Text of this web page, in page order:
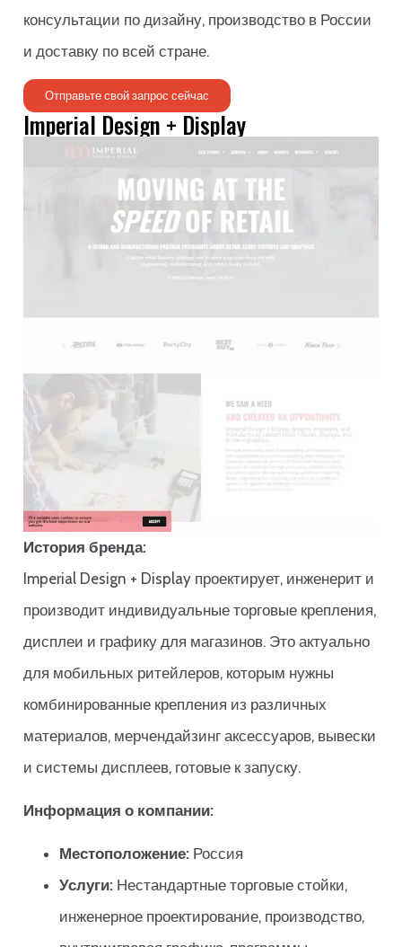
консультации по дизайну, производство в России
и доставку по всей стране.
Отправьте свой запрос сейчас
Imperial Design + Display
История бренда:
Imperial Design + Display проектирует, инженерит и
производит индивидуальные торговые крепления,
дисплеи и графику для магазинов. Это актуально
для мобильных ритейлеров, которым нужны
комбинированные крепления из различных
материалов, мерчендайзинг аксессуаров, вывески
и системы дисплеев, готовые к запуску.
Информация о компании:
Местоположение: Россия
Услуги: Нестандартные торговые стойки,
инженерное проектирование, производство,